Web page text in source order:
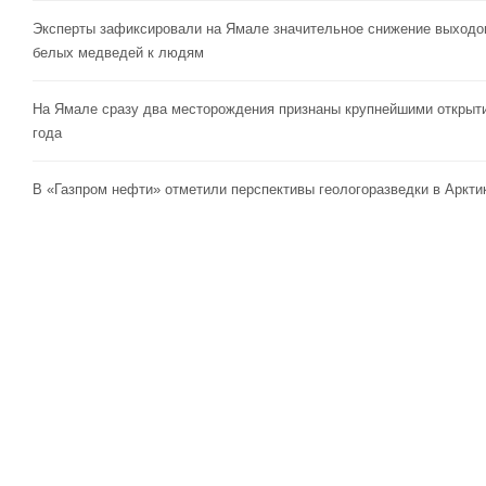
Эксперты зафиксировали на Ямале значительное снижение
белых медведей к людям
На Ямале сразу два месторождения признаны крупнейшими
года
В «Газпром нефти» отметили перспективы геологоразведки в